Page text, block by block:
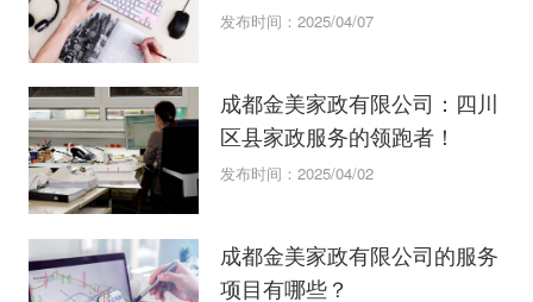
发布时间：2025/04/07
成都金美家政有限公司：四川
区县家政服务的领跑者！
发布时间：2025/04/02
成都金美家政有限公司的服务
项目有哪些？